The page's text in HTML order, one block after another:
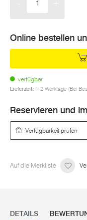
Online bestellen
verfügbar
Lieferzeit: 1-2 Werktage (Bei
Reservieren und
Auf die Merkliste
DETAILS